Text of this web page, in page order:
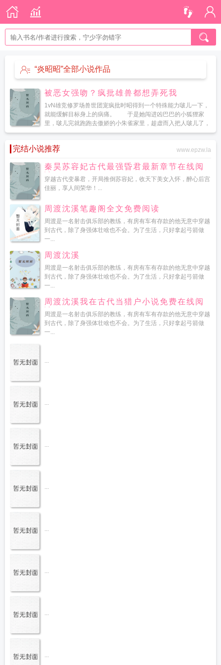
“炎昭昭”全部小说作品
被恶女强吻？疯批雄兽都想弄死我
1vN雄竞修罗场兽世团宠疯批时昭得到一个特殊能力啵儿一下，
就能缓解目标身上的病痛。 于是她闯进凶巴巴的小狐狸家
里，啵儿完就跑跑去傲娇的小朱雀家里，趁虚而入把人啵儿了，
转头就跑紧接着成了皇…...
完结小说推荐 www.epzw.la
秦昊苏容妃古代最强昏君最新章节在线阅
读
穿越古代变暴君，开局推倒苏容妃，收天下美女入怀，醉心后宫
佳丽，享人间荣华！...
周渡沈溪笔趣阁全文免费阅读
周渡是一名射击俱乐部的教练，有房有车有存款的他无意中穿越
到古代，除了身强体壮啥也不会。为了生活，只好拿起弓箭做
一...
周渡沈溪
周渡是一名射击俱乐部的教练，有房有车有存款的他无意中穿越
到古代，除了身强体壮啥也不会。为了生活，只好拿起弓箭做
一...
周渡沈溪我在古代当猎户小说免费在线阅
读
周渡是一名射击俱乐部的教练，有房有车有存款的他无意中穿越
到古代，除了身强体壮啥也不会。为了生活，只好拿起弓箭做
一...
...
...
...
...
...
...
...
...